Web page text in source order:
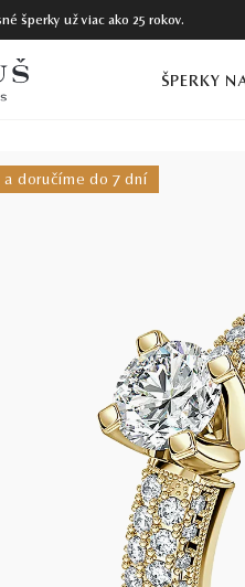
šperky už viac ako 25 rokov.
ŠPERKY
a doručíme do 7 dní